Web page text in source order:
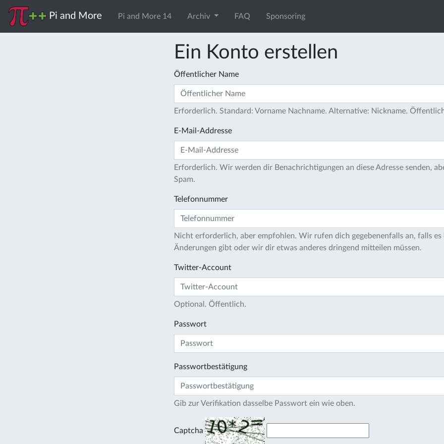
Pi and More Pi and More 14 Archiv FAQ Sponsoring
Ein Konto erstellen
Öffentlicher Name
Erforderlich. Standard: Vorname Nachname. Alternative: Nickname.
E-Mail-Addresse
Erforderlich. Wir werden dir Benachrichtigungen an diese Adresse senden,
Spam.
Telefonnummer
Nicht erforderlich, aber empfohlen. Wir rufen dich gegebenenfalls an, falls
Änderungen gibt oder wir dir etwas anderes dringend mitteilen müssen.
Twitter-Account
Optional. Öffentlich.
Passwort
Passwortbestätigung
Gib zur Verifikation dasselbe Passwort ein wie oben.
Captcha